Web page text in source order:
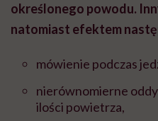
określonego powodu.
natomiast efektem
mówienie podczas
nierównomierne
ilości powietrza,